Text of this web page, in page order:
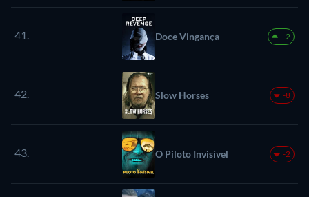
41. Doce Vingança +2
42. Slow Horses -8
43. O Piloto Invisível -2